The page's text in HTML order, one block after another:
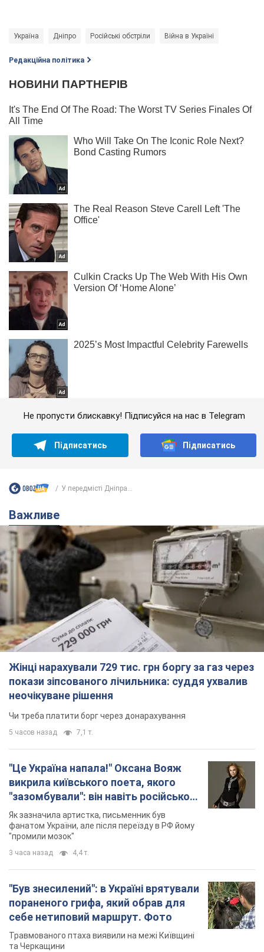
Україна Дніпро Російські обстріли Війна в Україні
Редакційна політика
Не пропусти блискавку! Підписуйся на нас в Telegram
Підписатись Підписатись
У передмісті Дніпра...
Важливе
Жінці нарахували 729 тис. грн боргу за газ через
покази зіпсованого лічильника: суддя ухвалив
неочікуване рішення
Чи треба платити борг через донарахування
5 часов назад 7,1 т.
"Це Україна напала!" Оксана Вояж
викрила київського поета, якого
"зазомбували": він навіть російської
не знав, а тепер хоче геноциду
українців
Як зазначила артистка, письменник був
фанатом України, але після переїзду в РФ йому
"промили мозок"
3 часа назад 4,4 т.
"Був знесилений": в Україні врятували
пораненого грифа, який обрав для
себе нетиповий маршрут. Фото
Травмованого птаха виявили на межі Київщині
та Черкащини